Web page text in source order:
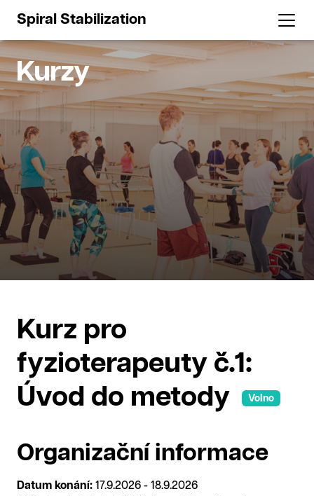
Spiral Stabilization
Kurzy
Kurz pro
fyzioterapeuty č.1:
Úvod do metody
Volno
Organizační informace
Datum konání: 17.9.2026 - 18.9.2026